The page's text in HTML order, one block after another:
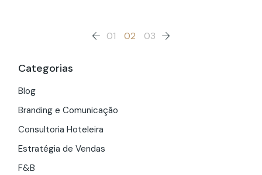
Paginação
conteúdos
01 02 03
Categorias
Blog
Branding e Comunicação
Consultoria Hoteleira
Estratégia de Vendas
F&B